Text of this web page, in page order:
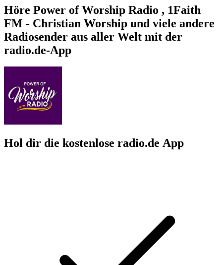
Höre Power of Worship Radio , 1Faith
FM - Christian Worship und viele andere
Radiosender aus aller Welt mit der
radio.de-App
Hol dir die kostenlose radio.de App